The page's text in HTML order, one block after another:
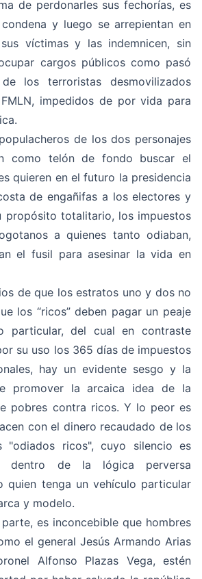
perdonarles sus fechorías, es
y luego se arrepientan en
víctimas y las indemnicen, sin
cargos públicos como pasó
los terroristas desmovilizados
impedidos de por vida para
de los dos personajes
como telón de fondo buscar el
quieren en el futuro la presidencia
de engañifas a los electores y
propósito totalitario, los impuestos
a quienes tanto odiaban,
el fusil para asesinar la vida en
de que los estratos uno y dos no
los “ricos” deben pagar un peaje
particular, del cual en contraste
su uso los 365 días de impuestos
hay un evidente sesgo y la
promover la arcaica idea de la
pobres contra ricos. Y lo peor es
con el dinero recaudado de los
"odiados ricos", cuyo silencio es
dentro de la lógica perversa
quien tenga un vehículo particular
y modelo.
es inconcebible que hombres
el general Jesús Armando Arias
Alfonso Plazas Vega, estén